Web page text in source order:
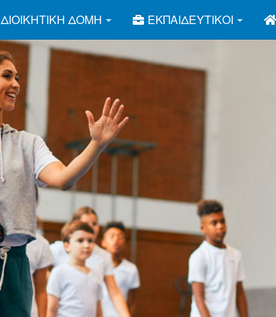
ΔΙΟΙΚΗΤΙΚΉ ΔΟΜΉ ΕΚΠΑΙΔΕΥΤΙΚΟΊ